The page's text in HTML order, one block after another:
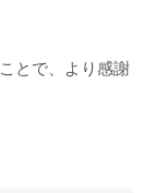
とで、より感謝